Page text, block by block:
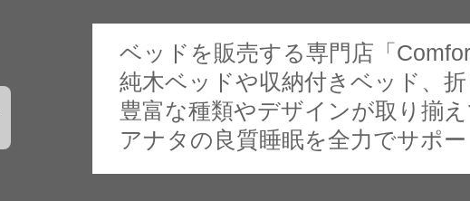
ベッドを販売する専門店「
純木ベッドや収納付きベッド、折
豊富な種類やデザインが取り揃え
アナタの良質睡眠を全力でサポー